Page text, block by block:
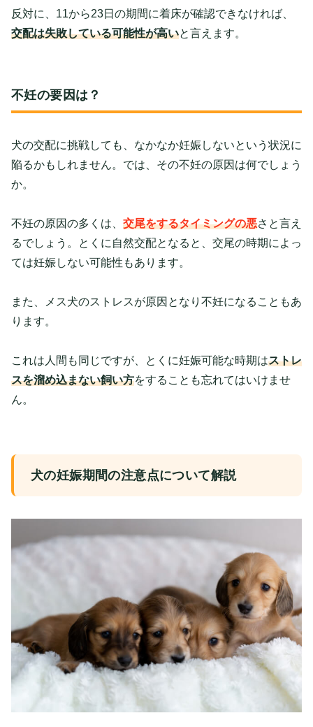
反対に、11から23日の期間に着床が確認できなければ、
交配は失敗している可能性が高いと言えます。
不妊の要因は？
犬の交配に挑戦しても、なかなか妊娠しないという状況に
陥るかもしれません。では、その不妊の原因は何でしょう
か。
不妊の原因の多くは、 交尾をするタイミングの悪さと言え
るでしょう。とくに自然交配となると、交尾の時期によっ
ては妊娠しない可能性もあります。
また、メス犬のストレスが原因となり不妊になることもあ
ります。
これは人間も同じですが、とくに妊娠可能な時期はストレ
スを溜め込まない飼い方をすることも忘れてはいけませ
ん。
犬の妊娠期間の注意点について解説